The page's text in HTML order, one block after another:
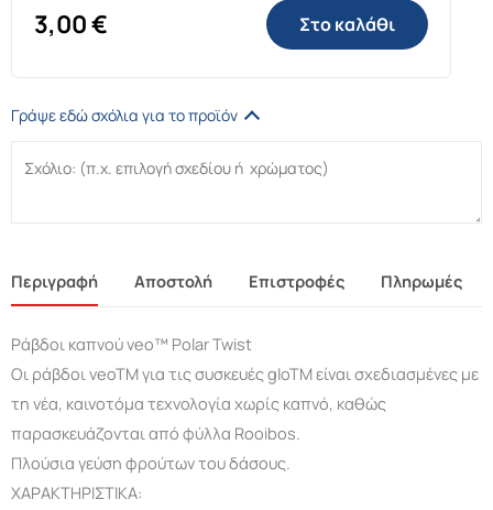
3,00€ Στο καλάθι
Γράψε εδώ σχόλια για το προϊόν
Περιγραφή Αποστολή Επιστροφές Πληρωμές
Ράβδοι καπνού veo™ Polar Twist
Οι ράβδοι veoTM για τις συσκευές gloTM είναι σχεδιασμένες με
τη νέα, καινοτόμα τεχνολογία χωρίς καπνό, καθώς
παρασκευάζονται από φύλλα Rooibos.
Πλούσια γεύση φρούτων του δάσους.
ΧΑΡΑΚΤΗΡΙΣΤΙΚΑ: